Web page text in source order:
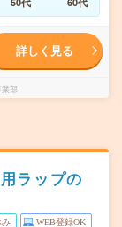
詳しく見る
部
ラップの
み WEB登録OK